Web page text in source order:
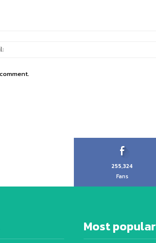
255,324
Fans
Most popular